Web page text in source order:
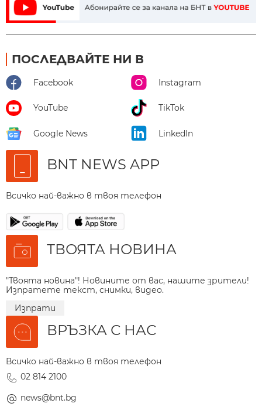
ПОСЛЕДВАЙТЕ НИ В
Facebook Instagram
YouTube TikTok
Google News LinkedIn
BNT NEWS APP
Всичко най-важно в твоя телефон
ТВОЯТА НОВИНА
"Твоята новина"! Новините от вас, нашите зрители!
Изпратете текст, снимки, видео.
Изпрати
ВРЪЗКА С НАС
Всичко най-важно в твоя телефон
02 814 2100
news@bnt.bg